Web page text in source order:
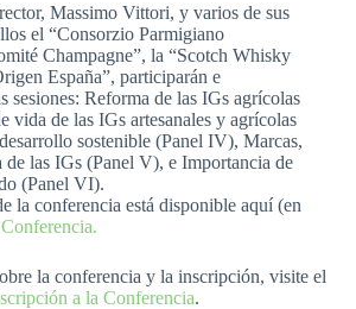
Massimo Vittori, y varios de sus
el “Consorzio Parmigiano
Champagne”, la “Scotch Whisky
España”, participarán e
sesiones: Reforma de las IGs agrícolas
vida de las IGs artesanales y agrícolas
sostenible (Panel IV), Marcas,
de las IGs (Panel V), e Importancia de
(Panel VI).
la conferencia está disponible aquí (en
la conferencia y la inscripción, visite el
a la Conferencia.